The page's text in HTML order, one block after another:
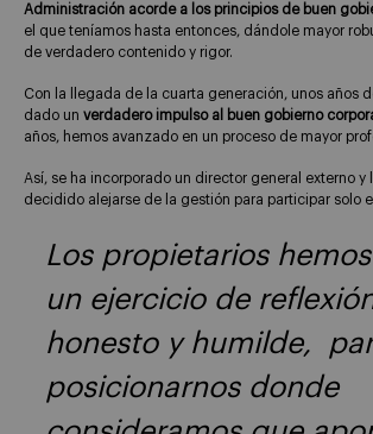
Administración acorde a los principios de buen
el que teníamos hasta entonces, dándole mayor
de verdadero contenido y rigor.
Con la llegada de la cuarta generación, unos años
dado un verdadero impulso al buen gobierno
años, hemos avanzado en un proceso de mayor
Así, se ha incorporado un director general externo y
decidido alejarse de la gestión para participar solo
Los propietarios
un ejercicio de
honesto y humilde,
posicionarnos donde